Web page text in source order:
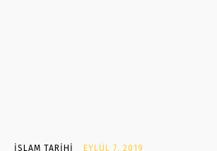
İSLAM TARIHI EYLÜL 7, 2019